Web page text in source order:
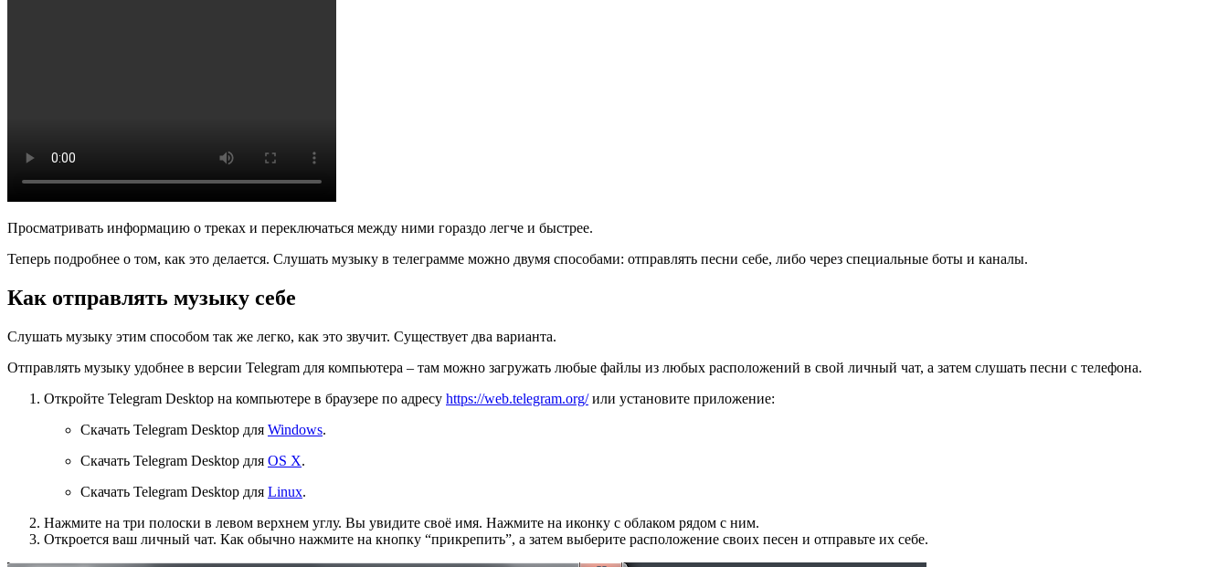
Просматривать информацию о треках и переключаться между ними гораздо легче и быстрее.
Теперь подробнее о том, как это делается. Слушать музыку в телеграмме можно двумя способами: отправлять песни себе, либо через специальные боты и каналы.
Как отправлять музыку себе
Слушать музыку этим способом так же легко, как это звучит. Существует два варианта.
Отправлять музыку удобнее в версии Telegram для компьютера – там можно загружать любые файлы из любых расположений в свой личный чат, а затем слушать песни с телефона.
Откройте Telegram Desktop на компьютере в браузере по адресу https://web.telegram.org/или установите приложение:
Скачать Telegram Desktop для Windows.
Скачать Telegram Desktop для OS X.
Скачать Telegram Desktop для Linux.
Нажмите на три полоски в левом верхнем углу. Вы увидите своё имя. Нажмите на иконку с облаком рядом с ним.
Откроется ваш личный чат. Как обычно нажмите на кнопку “прикрепить”, а затем выберите расположение своих песен и отправьте их себе.